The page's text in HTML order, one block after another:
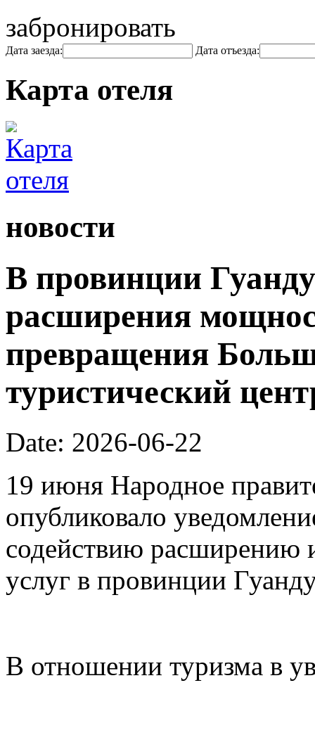
забронировать
Дата заезда: Дата отъезда:
Карта отеля
новости
В провинции
расширения
превращения
туристический
Date: 2026-06-22
19 июня Народное
опубликовало
содействию расширению
услуг в провинции
В отношении туризма в